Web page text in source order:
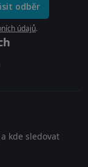
odběr
údajů.
kde sledovat